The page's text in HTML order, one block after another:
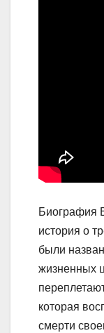
Биография
история о
были
жизненных
которая
смерти